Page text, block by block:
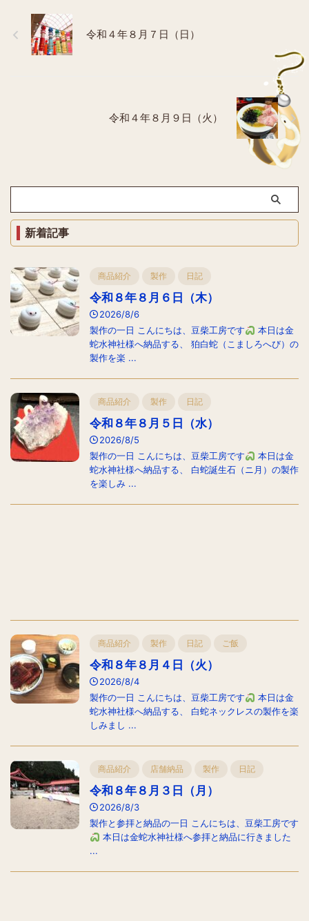
令和４年８月７日（日）
令和４年８月９日（火）
新着記事
商品紹介 製作 日記
令和８年８月６日（木）
2026/8/6
製作の一日 こんにちは、豆柴工房です
本日は金
蛇水神社様へ納品する、 狛白蛇（こましろへび）の
製作を楽 ...
商品紹介 製作 日記
令和８年８月５日（水）
2026/8/5
製作の一日 こんにちは、豆柴工房です
本日は金
蛇水神社様へ納品する、 白蛇誕生石（ニ月）の製作
を楽しみ ...
商品紹介 製作 日記 ご飯
令和８年８月４日（火）
2026/8/4
製作の一日 こんにちは、豆柴工房です
本日は金
蛇水神社様へ納品する、 白蛇ネックレスの製作を楽
しみまし ...
商品紹介 店舗納品 製作 日記
令和８年８月３日（月）
2026/8/3
製作と参拝と納品の一日 こんにちは、豆柴工房です
本日は金蛇水神社様へ参拝と納品に行きました
...